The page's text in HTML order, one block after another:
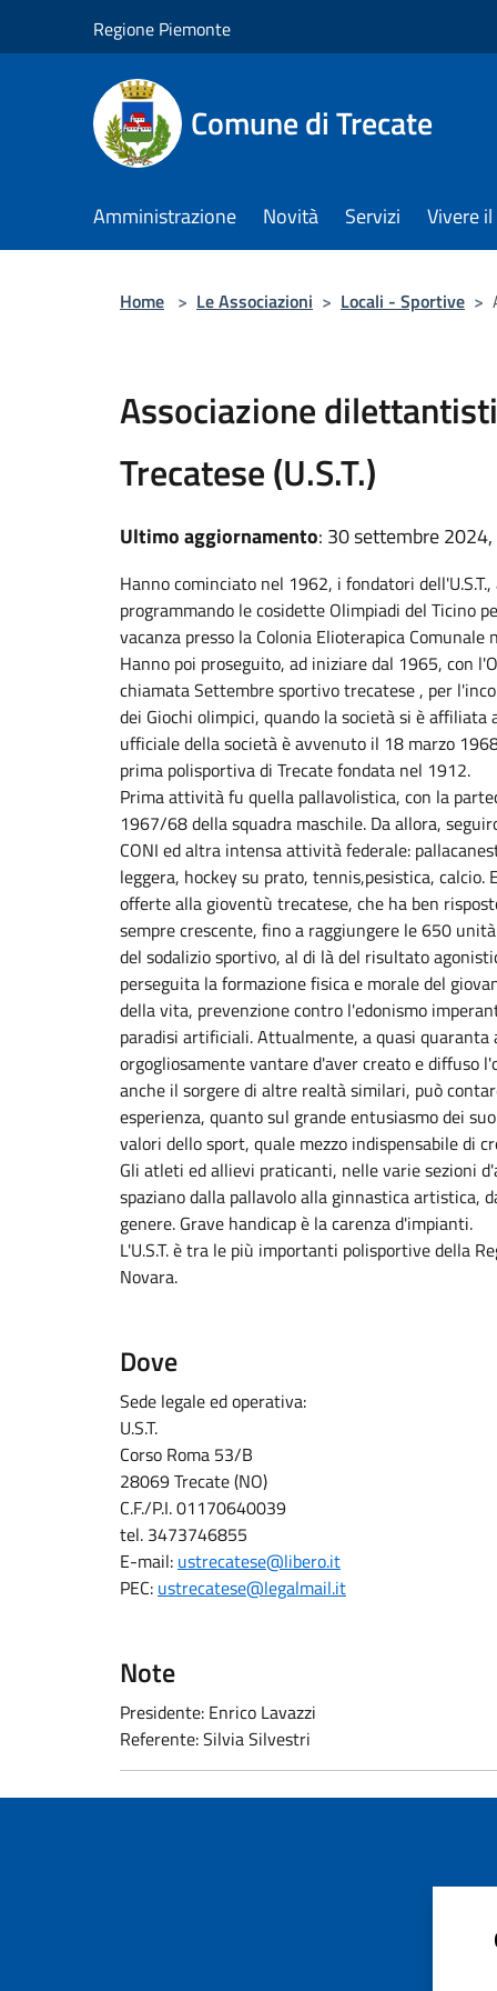
Regione Piemonte
Comune di Trecate
Amministrazione Novità Servizi Vivere
Home > Le Associazioni > Locali - Sportive >
Associazione
Trecatese (U.S.T.)
Ultimo aggiornamento: 30 settembre
Hanno cominciato nel 1962, i fondatori
programmando le cosidette Olimpiadi del Ticino
vacanza presso la Colonia Elioterapica
Hanno poi proseguito, ad iniziare dal 1965, con
chiamata Settembre sportivo trecatese , per
dei Giochi olimpici, quando la società si è affiliata
ufficiale della società è avvenuto il 18 marzo
prima polisportiva di Trecate fondata nel 1912.
Prima attività fu quella pallavolistica, con la
1967/68 della squadra maschile. Da allora,
CONI ed altra intensa attività federale:
leggera, hockey su prato, tennis,pesistica,
offerte alla gioventù trecatese, che ha ben
sempre crescente, fino a raggiungere le 650
del sodalizio sportivo, al di là del risultato
perseguita la formazione fisica e morale del
della vita, prevenzione contro l'edonismo
paradisi artificiali. Attualmente, a quasi quaranta
orgogliosamente vantare d'aver creato e diffuso
anche il sorgere di altre realtà similari, può
esperienza, quanto sul grande entusiasmo dei
valori dello sport, quale mezzo indispensabile di
Gli atleti ed allievi praticanti, nelle varie sezioni
spaziano dalla pallavolo alla ginnastica artistica,
genere. Grave handicap è la carenza d'impianti.
L'U.S.T. è tra le più importanti polisportive della
Novara.
Dove
Sede legale ed operativa:
U.S.T.
Corso Roma 53/B
28069 Trecate (NO)
C.F./P.I. 01170640039
tel. 3473746855
E-mail: ustrecatese@libero.it
PEC: ustrecatese@legalmail.it
Note
Presidente: Enrico Lavazzi
Referente: Silvia Silvestri